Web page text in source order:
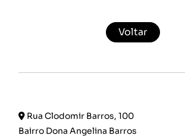
Voltar
Rua Clodomir Barros, 100
Bairro Dona Angelina Barros